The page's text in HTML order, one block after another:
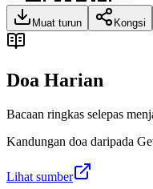
Muat turun Kongsi
Doa Harian
Bacaan ringkas selepas
Kandungan doa daripada
Lihat sumber